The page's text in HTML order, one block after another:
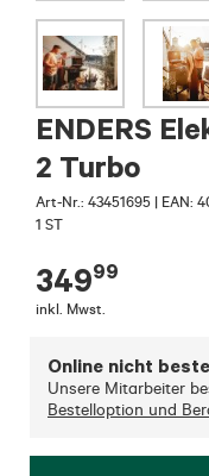
ENDERS
2 Turbo
Art-Nr.: 43451695 | EAN:
1 ST
34999
inkl. Mwst.
Online nicht
Unsere Mitarbeiter
Bestelloption und